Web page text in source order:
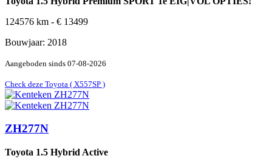
124576 km - € 13499
Bouwjaar: 2018
Aangeboden sinds 07-08-2026
Check deze Toyota ( X557SP )
ZH277N
Toyota 1.5 Hybrid Active